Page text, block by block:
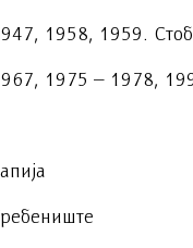
1958, 1959.
1975 – 1978,